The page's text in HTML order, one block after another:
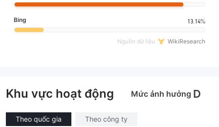
Bing 13.14%
Nguồn dữ liệu WikiResearch
Khu vực hoạt động Mức ảnh hưởng D
Theo quốc gia Theo công ty